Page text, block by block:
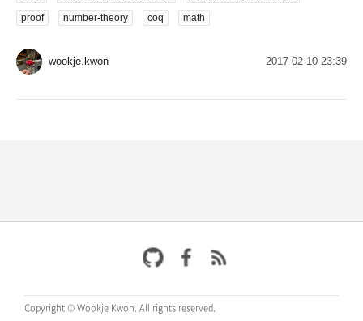
proof
number-theory coq math
wookje.kwon 2017-02-10 23:39
Copyright © Wookje Kwon. All rights reserved.